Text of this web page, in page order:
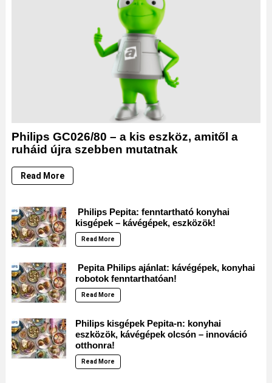
Philips GC026/80 – a kis eszköz, amitől a
ruháid újra szebben mutatnak
Read More
Philips Pepita: fenntartható konyhai
kisgépek – kávégépek, eszközök!
Read More
Pepita Philips ajánlat: kávégépek, konyhai
robotok fenntarthatóan!
Read More
Philips kisgépek Pepita-n: konyhai
eszközök, kávégépek olcsón – innováció
otthonra!
Read More